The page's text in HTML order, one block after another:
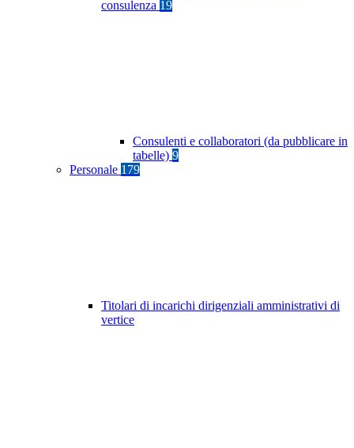
consulenza 19
Consulenti e collaboratori (da pubblicare in
tabelle) 9
Personale 179
Titolari di incarichi dirigenziali amministrativi di
vertice